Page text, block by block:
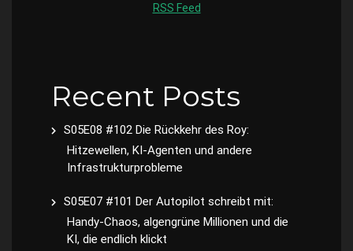
RSS Feed
Recent Posts
S05E08 #102 Die Rückkehr des Roy:
Hitzewellen, KI-Agenten und andere
Infrastrukturprobleme
S05E07 #101 Der Autopilot schreibt mit:
Handy-Chaos, algengrüne Millionen und die
KI, die endlich klickt